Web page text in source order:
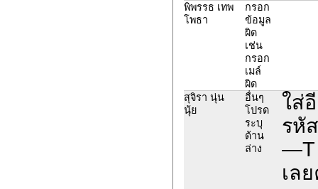
พิพรรธ เทพ
โพธา
กรอก
ข้อมูล
ผิด
เช่น
กรอก
เมล์
ผิด
สุจิรา นุ่น
นุ้ย
อื่นๆ
โปรด
ระบุ
ด้าน
ล่าง
ใส่
รหั
—T
เล